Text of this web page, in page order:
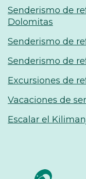
Senderismo de
Dolomitas
Senderismo de
Senderismo de
Excursiones de
Vacaciones de
Escalar el